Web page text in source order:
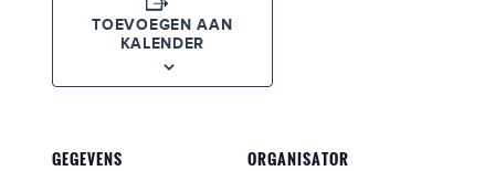
TOEVOEGEN AAN
KALENDER
GEGEVENS ORGANISATOR